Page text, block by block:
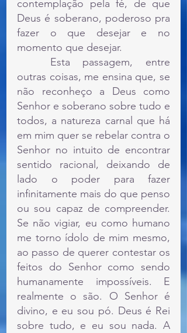
contemplação pela fé, de que
Deus é soberano, poderoso pra
fazer o que desejar e no
momento que desejar.
outras coisas, me ensina que, se
não reconheço a Deus como
Senhor e soberano sobre tudo e
todos, a natureza carnal que há
em mim quer se rebelar contra o
Senhor no intuito de encontrar
sentido racional, deixando de
lado o poder para fazer
infinitamente mais do que penso
ou sou capaz de compreender.
Se não vigiar, eu como humano
me torno ídolo de mim mesmo,
ao passo de querer contestar os
feitos do Senhor como sendo
humanamente impossíveis. E
realmente o são. O Senhor é
divino, e eu sou pó. Deus é Rei
sobre tudo, e eu sou nada. A